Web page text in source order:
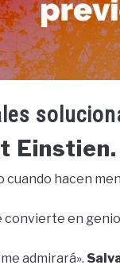
Einstien.
cuando hacen
convierte en
admirará».